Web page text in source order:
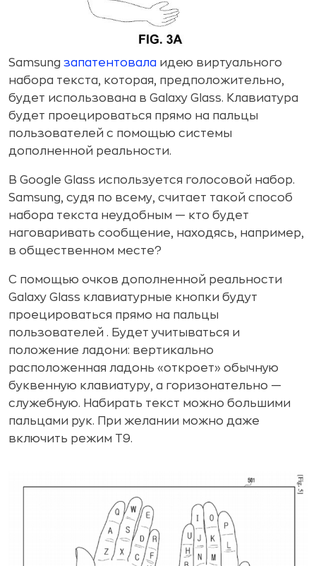
Samsung запатентовала идею виртуального
набора текста, которая, предположительно,
будет использована в Galaxy Glass. Клавиатура
будет проецироваться прямо на пальцы
пользователей с помощью системы
дополненной реальности.
В Google Glass используется голосовой набор.
Samsung, судя по всему, считает такой способ
набора текста неудобным — кто будет
наговаривать сообщение, находясь, например,
в общественном месте?
С помощью очков дополненной реальности
Galaxy Glass клавиатурные кнопки будут
проецироваться прямо на пальцы
пользователей . Будет учитываться и
положение ладони: вертикально
расположенная ладонь «откроет» обычную
буквенную клавиатуру, а горизонательно —
служебную. Набирать текст можно большими
пальцами рук. При желании можно даже
включить режим T9.